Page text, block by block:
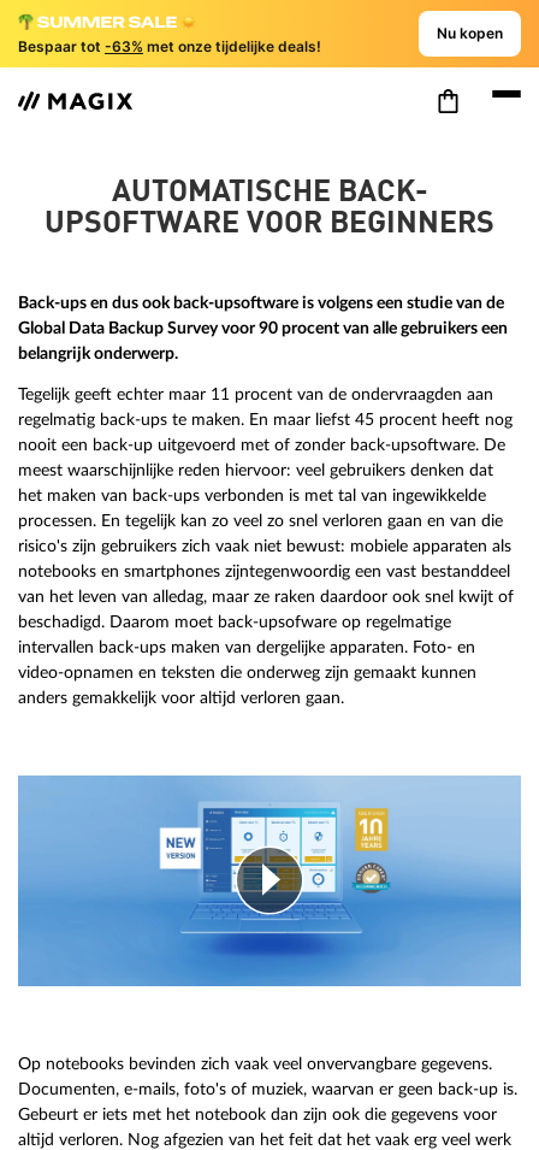
Bespaar tot -63% met onze tijdelijke deals!
Nu kopen
AUTOMATISCHE BACK-
UPSOFTWARE VOOR BEGINNERS
Back-ups en dus ook back-upsoftware is volgens een studie van de
Global Data Backup Survey voor 90 procent van alle gebruikers een
belangrijk onderwerp.
Tegelijk geeft echter maar 11 procent van de ondervraagden aan
regelmatig back-ups te maken. En maar liefst 45 procent heeft nog
nooit een back-up uitgevoerd met of zonder back-upsoftware. De
meest waarschijnlijke reden hiervoor: veel gebruikers denken dat
het maken van back-ups verbonden is met tal van ingewikkelde
processen. En tegelijk kan zo veel zo snel verloren gaan en van die
risico's zijn gebruikers zich vaak niet bewust: mobiele apparaten als
notebooks en smartphones zijntegenwoordig een vast bestanddeel
van het leven van alledag, maar ze raken daardoor ook snel kwijt of
beschadigd. Daarom moet back-upsofware op regelmatige
intervallen back-ups maken van dergelijke apparaten. Foto- en
video-opnamen en teksten die onderweg zijn gemaakt kunnen
anders gemakkelijk voor altijd verloren gaan.
Op notebooks bevinden zich vaak veel onvervangbare gegevens.
Documenten, e-mails, foto's of muziek, waarvan er geen back-up is.
Gebeurt er iets met het notebook dan zijn ook die gegevens voor
altijd verloren. Nog afgezien van het feit dat het vaak erg veel werk